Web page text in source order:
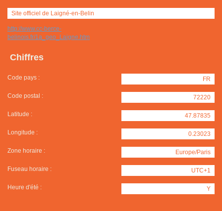
Site officiel de Laigné-en-Belin
http://www.cc-berce-
belinois.fr/1a_geo_Laigne.htm
Chiffres
Code pays : FR
Code postal : 72220
Latitude : 47.87835
Longitude : 0.23023
Zone horaire : Europe/Paris
Fuseau horaire : UTC+1
Heure d'été : Y